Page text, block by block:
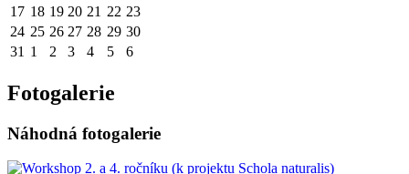
17 18 19 20 21 22 23
24 25 26 27 28 29 30
31 1 2 3 4 5 6
Fotogalerie
Náhodná fotogalerie